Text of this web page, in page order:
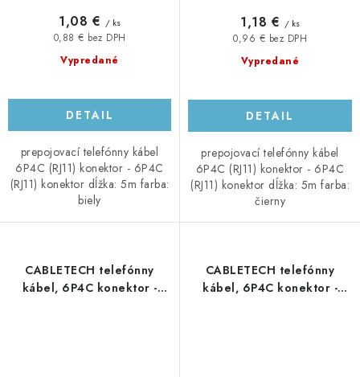
Vypredané
0,88 € bez DPH
1,08 € / ks
DETAIL
prepojovací telefónny kábel
6P4C (RJ11) konektor - 6P4C
(RJ11) konektor dĺžka: 5m farba:
biely
Vypredané
0,96 € bez DPH
1,18 € / ks
DETAIL
prepojovací telefónny kábel
6P4C (RJ11) konektor - 6P4C
(RJ11) konektor dĺžka: 5m farba:
čierny
CABLETECH telefónny
kábel, 6P4C konektor -
CABLETECH telefónny
kábel, 6P4C konektor -